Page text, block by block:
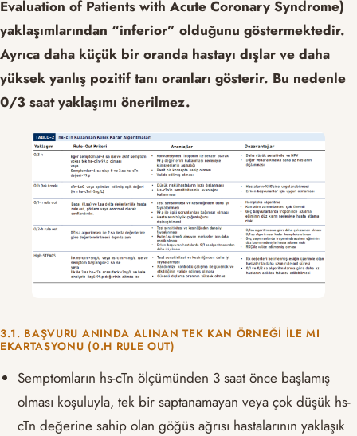
Evaluation of Patients with Acute Coronary Syndrome)
yaklaşımlarından “inferior” olduğunu göstermektedir.
Ayrıca daha küçük bir oranda hastayı dışlar ve daha
yüksek yanlış pozitif tanı oranları gösterir. Bu nedenle
0/3 saat yaklaşımı önerilmez.
3.1. BAŞVURU ANINDA ALINAN TEK KAN ÖRNEĞI ILE MI
EKARTASYONU (0.H RULE OUT)
Semptomların hs-cTn ölçümünden 3 saat önce başlamış
olması koşuluyla, tek bir saptanamayan veya çok düşük hs-
cTn değerine sahip olan göğüs ağrısı hastalarının yaklaşık